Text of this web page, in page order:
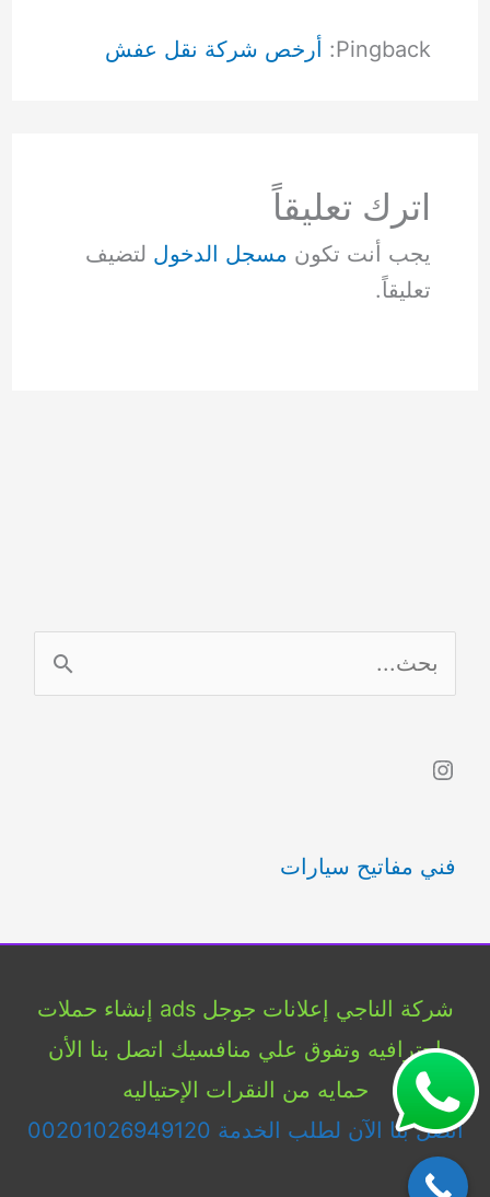
Pingback: أرخص شركة نقل عفش
اترك تعليقاً
يجب أنت تكون مسجل الدخول لتضيف
تعليقاً.
ل
ح
ع
Instagram
فني مفاتيح سيارات
شركة الناجي إعلانات جوجل ads إنشاء حملات
إحترافيه وتفوق علي منافسيك اتصل بنا الأن
حمايه من النقرات الإحتياليه
اتصل بنا الآن لطلب الخدمة 00201026949120